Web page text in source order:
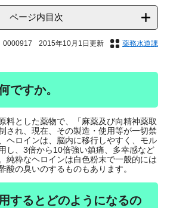
ページ内目次
0000917 2015年10月1日更新 薬務水道課
ですか。
料とした薬物で、「麻薬及び向精神薬取
され、現在、その製造・使用等が一切禁
ヘロインは、脳内に移行しやすく、モル
し、3倍から10倍強い鎮痛、多幸感など
純粋なヘロインは白色粉末で一般的には
酸の臭いのするものもあります。
するとどのようになるの